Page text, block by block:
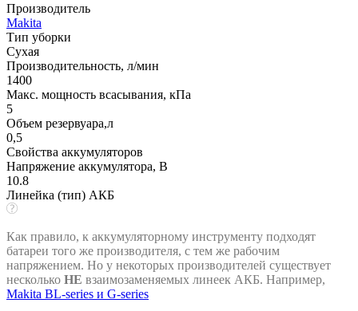
Производитель
Makita
Тип уборки
Сухая
Производительность, л/мин
1400
Макс. мощность всасывания, кПа
5
Объем резервуара,л
0,5
Свойства аккумуляторов
Напряжение аккумулятора, В
10.8
Линейка (тип) АКБ
Как правило, к аккумуляторному инструменту подходят
батареи того же производителя, с тем же рабочим
напряжением. Но у некоторых производителей существует
несколько НЕ взаимозаменяемых линеек АКБ. Например,
Makita BL-series и G-series